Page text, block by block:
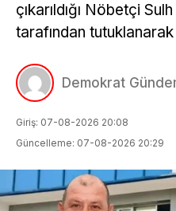
çıkarıldığı Nöbetçi
tarafından
Demokrat
Giriş: 07-08-2026 20:08
Güncelleme: 07-08-2026 20:29